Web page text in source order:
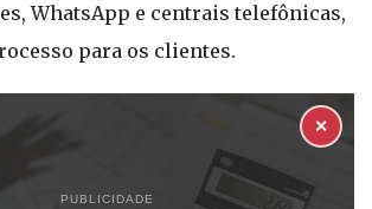
WhatsApp e centrais telefônicas,
para os clientes.
PUBLICIDADE
✕